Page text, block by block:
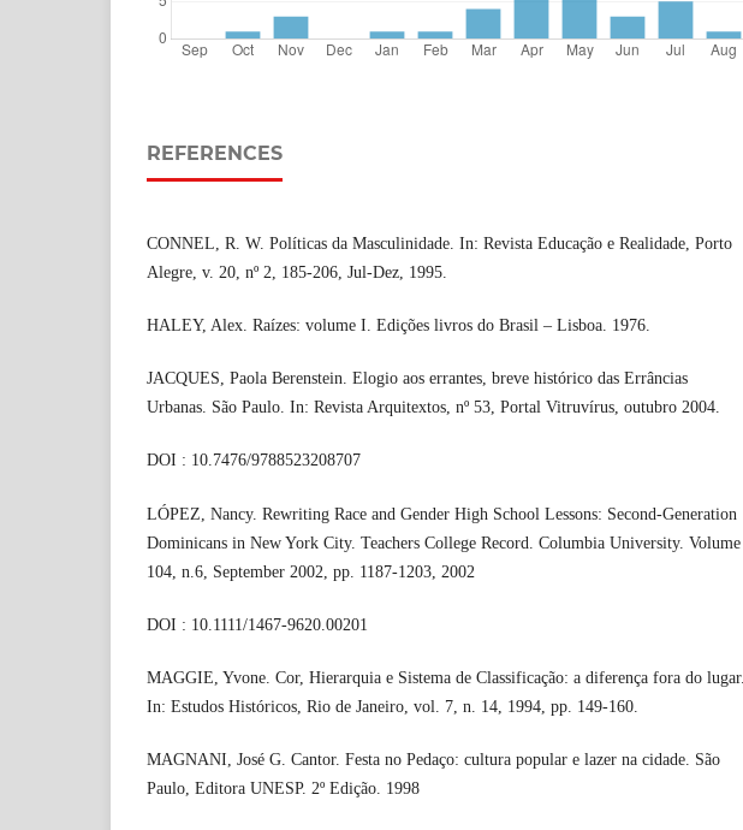
REFERENCES
CONNEL, R. W. Políticas da Masculinidade. In: Revista Educação e Realidade, Porto
Alegre, v. 20, nº 2, 185-206, Jul-Dez, 1995.
HALEY, Alex. Raízes: volume I. Edições livros do Brasil – Lisboa. 1976.
JACQUES, Paola Berenstein. Elogio aos errantes, breve histórico das Errâncias
Urbanas. São Paulo. In: Revista Arquitextos, nº 53, Portal Vitruvírus, outubro 2004.
DOI : 10.7476/9788523208707
LÓPEZ, Nancy. Rewriting Race and Gender High School Lessons: Second-Generation
Dominicans in New York City. Teachers College Record. Columbia University. Volume
104, n.6, September 2002, pp. 1187-1203, 2002
DOI : 10.1111/1467-9620.00201
MAGGIE, Yvone. Cor, Hierarquia e Sistema de Classificação: a diferença fora do lugar.
In: Estudos Históricos, Rio de Janeiro, vol. 7, n. 14, 1994, pp. 149-160.
MAGNANI, José G. Cantor. Festa no Pedaço: cultura popular e lazer na cidade. São
Paulo, Editora UNESP. 2º Edição. 1998